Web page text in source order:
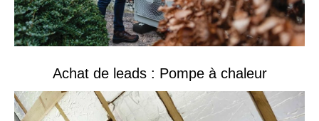
Achat de leads : Pompe à chaleur